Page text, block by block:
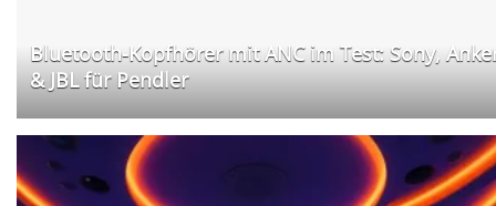
Bluetooth-Kopfhörer mit ANC im Test: Sony,
& JBL für Pendler